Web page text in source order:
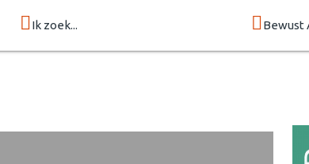
Ik zoek... Bewust